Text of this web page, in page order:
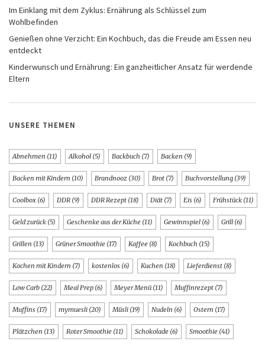
Im Einklang mit dem Zyklus: Ernährung als Schlüssel zum
Wohlbefinden
Genießen ohne Verzicht: Ein Kochbuch, das die Freude am Essen neu
entdeckt
Kinderwunsch und Ernährung: Ein ganzheitlicher Ansatz für werdende
Eltern
UNSERE THEMEN
Abnehmen (11) Alkohol (5) Backbuch (7) Backen (9)
Backen mit Kindern (10) Brandnooz (30) Brot (7) Buchvorstellung (39)
Coolbox (6) DDR (9) DDR Rezept (18) Diät (7) Eis (6) Frühstück (11)
Geld zurück (5) Geschenke aus der Küche (11) Gewinnspiel (6) Grill (6)
Grillen (13) Grüner Smoothie (17) Kaffee (8) Kochbuch (15)
Kochen mit Kindern (7) kostenlos (6) Kuchen (18) Lieferdienst (8)
Low Carb (22) Meal Prep (6) Meyer Menü (11) Muffinrezept (7)
Muffins (17) mymuesli (20) Müsli (19) Nudeln (6) Ostern (17)
Plätzchen (13) Roter Smoothie (11) Schokolade (6) Smoothie (41)